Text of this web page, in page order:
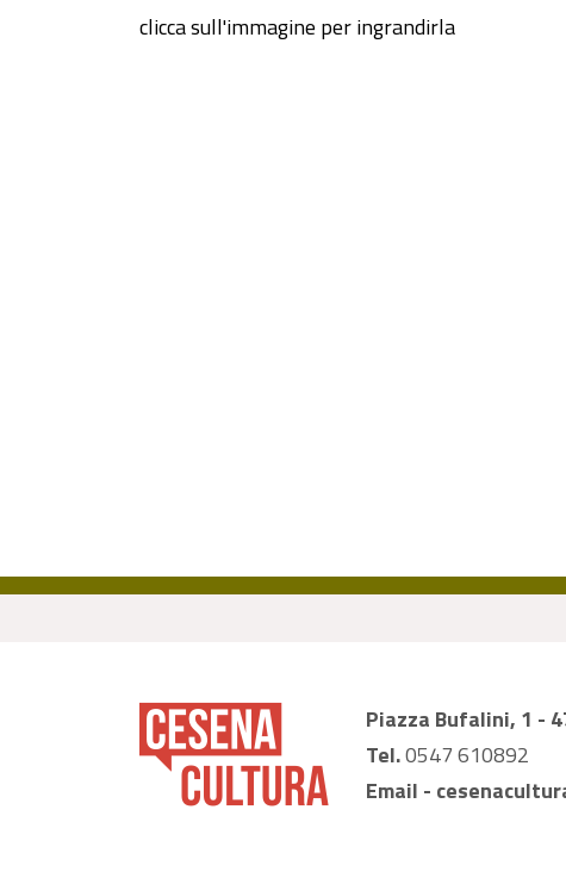
clicca sull'immagine per ingrandirla
Piazza Bufalini, 1 -
Tel.0547 610892
Email -